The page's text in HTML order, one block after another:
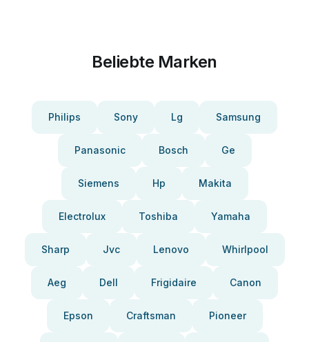
Beliebte Marken
Philips Sony Lg Samsung
Panasonic Bosch Ge
Siemens Hp Makita
Electrolux Toshiba Yamaha
Sharp Jvc Lenovo Whirlpool
Aeg Dell Frigidaire Canon
Epson Craftsman Pioneer